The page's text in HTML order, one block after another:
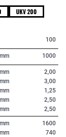
UKV 200
100
mm 1000
mm
mm
mm
mm
mm
2,00
3,00
1,25
2,50
2,50
mm
mm
1600
740